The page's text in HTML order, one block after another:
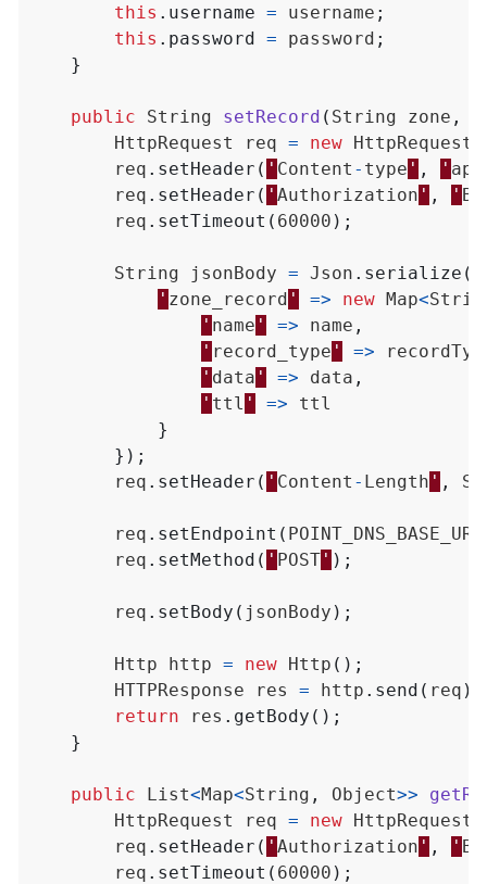
this . username = username ;
this . password = password ;
}
public String setRecord ( String zone ,
HttpRequest
req = new HttpRequest
req . setHeader ( ' Content - type ' , '
req . setHeader ( ' Authorization ' , '
req . setTimeout ( 60000 );
String jsonBody = Json . serialize (
' zone_record ' => new Map<
' name ' => name ,
' record_type ' =>
' data ' => data ,
' ttl ' =>
ttl
}
});
req . setHeader ( ' Content - Length ' ,
req . setEndpoint ( POINT_DNS_BASE_URI
req . setMethod ( ' POST ' );
req . setBody ( jsonBody );
Http http = new Http ();
HTTPResponse
res = http . send ( req );
return
res . getBody ();
}
public List<Map<String , Object>>
HttpRequest
req = new HttpRequest
req . setHeader ( ' Authorization ' , '
req . setTimeout ( 60000 );